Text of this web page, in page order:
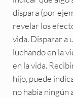
dispara (por
revelar los
vida. Disparar a
luchando en la
en la vida.
hijo, puede
no había ningún